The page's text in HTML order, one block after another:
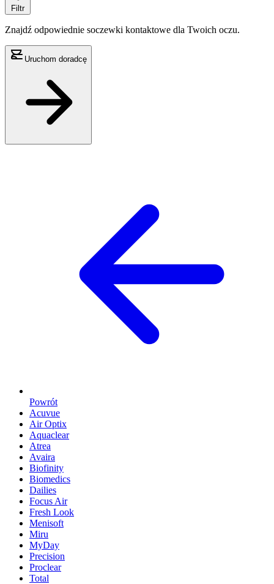
Filtr
Znajdź odpowiednie soczewki kontaktowe dla Twoich oczu.
Uruchom doradcę
Powrót
Acuvue
Air Optix
Aquaclear
Atrea
Avaira
Biofinity
Biomedics
Dailies
Focus Air
Fresh Look
Menisoft
Miru
MyDay
Precision
Proclear
Total